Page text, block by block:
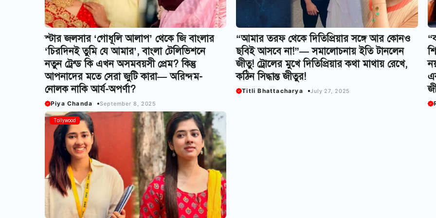
স্টার জলসার ‘গোধূলি আলাপ’ থেকে জি বাংলার
‘চিরদিনই তুমি যে আমার’, বাংলা টেলিভিশনে
নতুন ট্রেন্ড কি এখন অসমবয়সী প্রেম? কিন্তু
আপনাদের মতে সেরা জুটি কারা— অরিন্দম-
নোলক নাকি আর্য-অপর্ণা?
Piya Chanda September 8, 2025
“আমার তরফ থেকে দিতিপ্রিয়ার সঙ্গে আর কোনও
ছবিই আসবে না!”— সমালোচনায় ইতি টানলেন
জীতু! ট্রোলের মুখে দিতিপ্রিয়ার কথা মাথায় রেখে,
কঠিন সিদ্ধান্ত জীতুর!
Titli Bhattacharya July 27, 2025
Tollywood